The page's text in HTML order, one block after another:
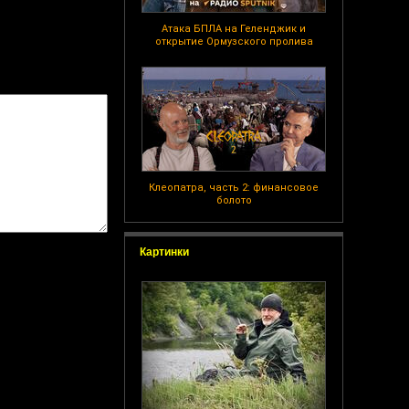
Атака БПЛА на Геленджик и
открытие Ормузского пролива
Клеопатра, часть 2: финансовое
болото
Картинки